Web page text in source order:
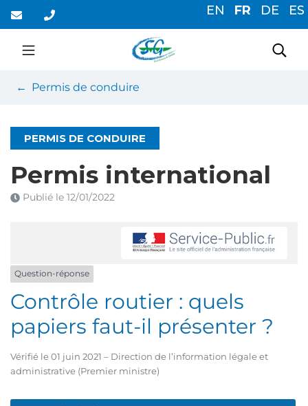
Aller
au
contenu
EN FR DE ES
Saint-Germain-du-
Permis de conduire
PERMIS DE CONDUIRE
Permis international
Publié le 12/01/2022
Question-réponse
Contrôle routier : quels
papiers faut-il présenter ?
Vérifié le 01 juin 2021 – Direction de l’information légale et
administrative (Premier ministre)